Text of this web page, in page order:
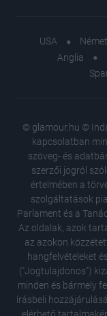
USA
Anglia
© glamour.hu ©
kapcsolatban
szöveg- és
szerzői jogról
értelmében a
szolgáltatások
Parlament és a
Az oldalak, azok
az azokon
hangfelvételeket
("Jogtulajdonos")
minden és bármely
írásbeli